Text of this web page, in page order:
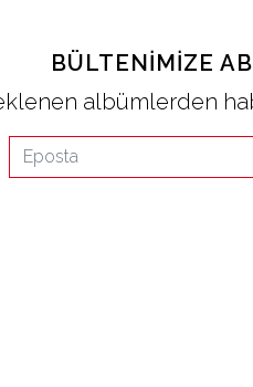
BÜLTENIMIZE
albümlerden